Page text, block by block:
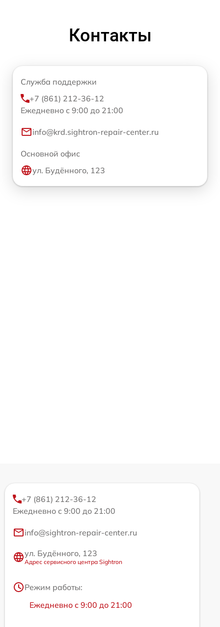
Контакты
Служба поддержки
+7 (861) 212-36-12
Ежедневно с 9:00 до 21:00
info@krd.sightron-repair-center.ru
Основной офис
ул. Будённого, 123
+7 (861) 212-36-12
Ежедневно с 9:00 до 21:00
info@sightron-repair-center.ru
ул. Будённого, 123
Адрес сервисного центра Sightron
Режим работы:
Ежедневно с 9:00 до 21:00